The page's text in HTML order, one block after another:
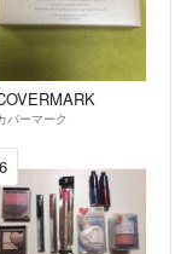
バーマーク
6